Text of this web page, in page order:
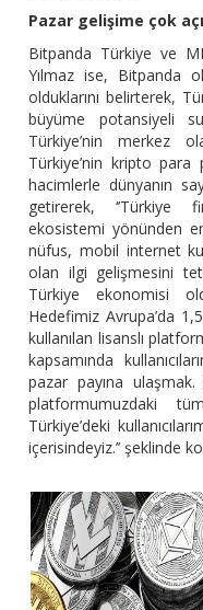
Pazar gelişime çok
Bitpanda Türkiye ve
Yılmaz ise, Bitpanda
olduklarını belirterek,
büyüme potansiyeli
Türkiye’nin merkez
Türkiye’nin kripto para
hacimlerle dünyanın
getirerek, ‘’Türkiye
ekosistemi yönünden
nüfus, mobil internet
olan ilgi gelişmesini
Türkiye ekonomisi
Hedefimiz Avrupa’da
kullanılan lisanslı
kapsamında
pazar payına
platformumuzdaki
Türkiye’deki
içerisindeyiz.’’ şeklinde